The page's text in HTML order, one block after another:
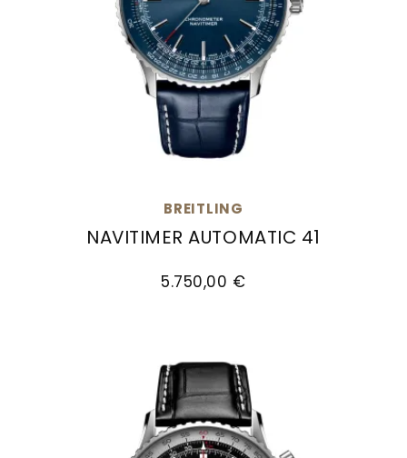
BREITLING
NAVITIMER AUTOMATIC 41
5.750,00 €